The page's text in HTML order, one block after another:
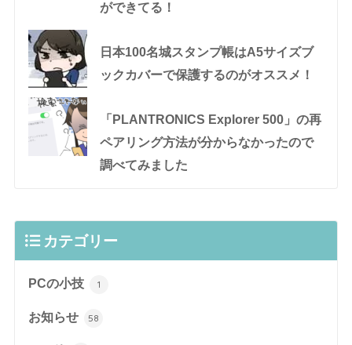
ができてる！
日本100名城スタンプ帳はA5サイズブ
ックカバーで保護するのがオススメ！
「PLANTRONICS Explorer 500」の再
ペアリング方法が分からなかったので
調べてみました
カテゴリー
PCの小技 1
お知らせ 58